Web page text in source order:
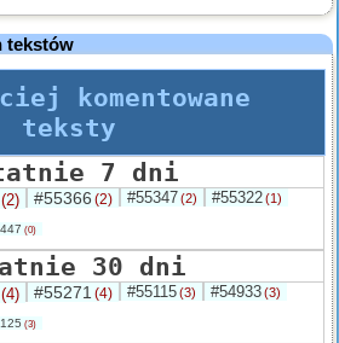
tekstów
komentowane
teksty
7 dni
(2) #55366 (2) #55347(2) #55322(1)
(0)
30 dni
(4) #55271 (4) #55115(3) #54933(3)
(3)